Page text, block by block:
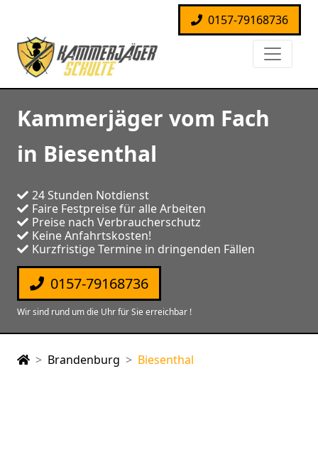
0157-79168736
Kammerjäger vom Fach
in Biesenthal
24 Stunden Notdienst
Faire Festpreise für alle Arbeiten
Preise nach Verbraucherschutz
Keine Anfahrtskosten!
Kurzfristige Termine in dringenden Fällen
0157-79168736
Wir sind rund um die Uhr für Sie erreichbar !
Brandenburg Biesenthal